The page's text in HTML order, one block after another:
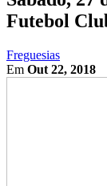
Futebol
Freguesias
Em Out 22, 2018